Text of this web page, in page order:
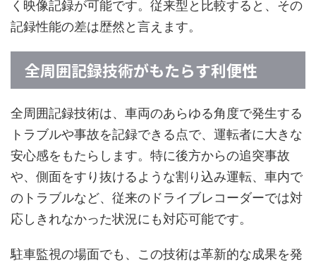
く映像記録が可能です。従来型と比較すると、その
記録性能の差は歴然と言えます。
全周囲記録技術がもたらす利便性
全周囲記録技術は、車両のあらゆる角度で発生する
トラブルや事故を記録できる点で、運転者に大きな
安心感をもたらします。特に後方からの追突事故
や、側面をすり抜けるような割り込み運転、車内で
のトラブルなど、従来のドライブレコーダーでは対
応しきれなかった状況にも対応可能です。
駐車監視の場面でも、この技術は革新的な成果を発